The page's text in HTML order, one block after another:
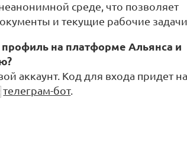
среде, что позволяет
и текущие рабочие
на платформе Альянса и
аккаунт. Код для входа придет на
телеграм-бот.